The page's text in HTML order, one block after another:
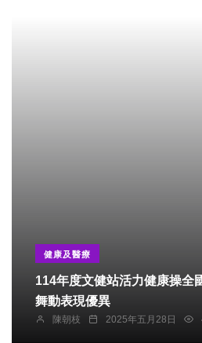
健康及醫療
114年度文健站活力健康操
舞動表現優異
陳朝枝 2025年五月28日